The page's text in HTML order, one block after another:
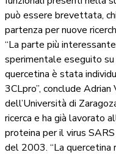
può essere brevettata,
partenza per nuove
“La parte più
sperimentale eseguito
quercetina è stata
3CLpro”, conclude
dell’Università di
ricerca e ha già lavorato
proteina per il virus SARS
del 2003. “La quercetina